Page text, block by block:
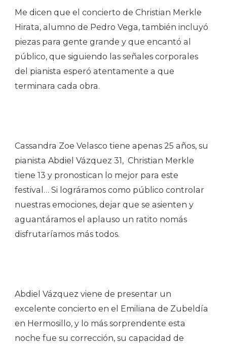
Me dicen que el concierto de Christian Merkle
Hirata, alumno de Pedro Vega, también incluyó
piezas para gente grande y que encantó al
público, que siguiendo las señales corporales
del pianista esperó atentamente a que
terminara cada obra.
Cassandra Zoe Velasco tiene apenas 25 años, su
pianista Abdiel Vázquez 31, Christian Merkle
tiene 13 y pronostican lo mejor para este
festival… Si lográramos como público controlar
nuestras emociones, dejar que se asienten y
aguantáramos el aplauso un ratito nomás
disfrutaríamos más todos.
Abdiel Vázquez viene de presentar un
excelente concierto en el Emiliana de Zubeldía
en Hermosillo, y lo más sorprendente esta
noche fue su corrección, su capacidad de